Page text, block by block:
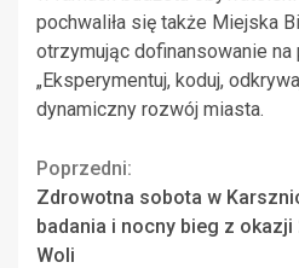
pochwaliła się także Miejska
otrzymując dofinansowanie na
„Eksperymentuj, koduj,
dynamiczny rozwój miasta.
Continue
Reading
Poprzedni:
Zdrowotna sobota w
badania i nocny bieg z
Woli